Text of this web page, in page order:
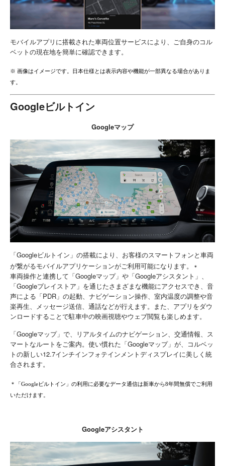
モバイルアプリに搭載された車両位置サービスにより、ご自身のコル
ベットの現在地を簡単に確認できます。
※ 画像はイメージです。日本仕様とは表示内容や機能が一部異なる場合がありま
す。
Googleビルトイン
Googleマップ
「Googleビルトイン」の搭載により、お客様のスマートフォンと車両
が繋がるモバイルアプリケーションがご利用可能になります。
＊
車両操作と連携して「Googleマップ」や「Googleアシスタント」、
「Googleプレイストア」を通じたさまざまな機能にアクセスでき、音
声による「PDR」の起動、ナビゲーション操作、室内温度の調整や音
楽再生、メッセージ送信、通話などが行えます。また、アプリをダウ
ンロードすることで駐車中の映画視聴やウェブ閲覧も楽しめます。
「Googleマップ」で、リアルタイムのナビゲーション、交通情報、ス
マートなルートをご案内。使い慣れた「Googleマップ」が、コルベッ
トの新しい12.7インチインフォテインメントディスプレイに美しく統
合されます。
＊
「Googleビルトイン」の利用に必要なデータ通信は新車から8年間無償でご利用
いただけます。
Googleアシスタント